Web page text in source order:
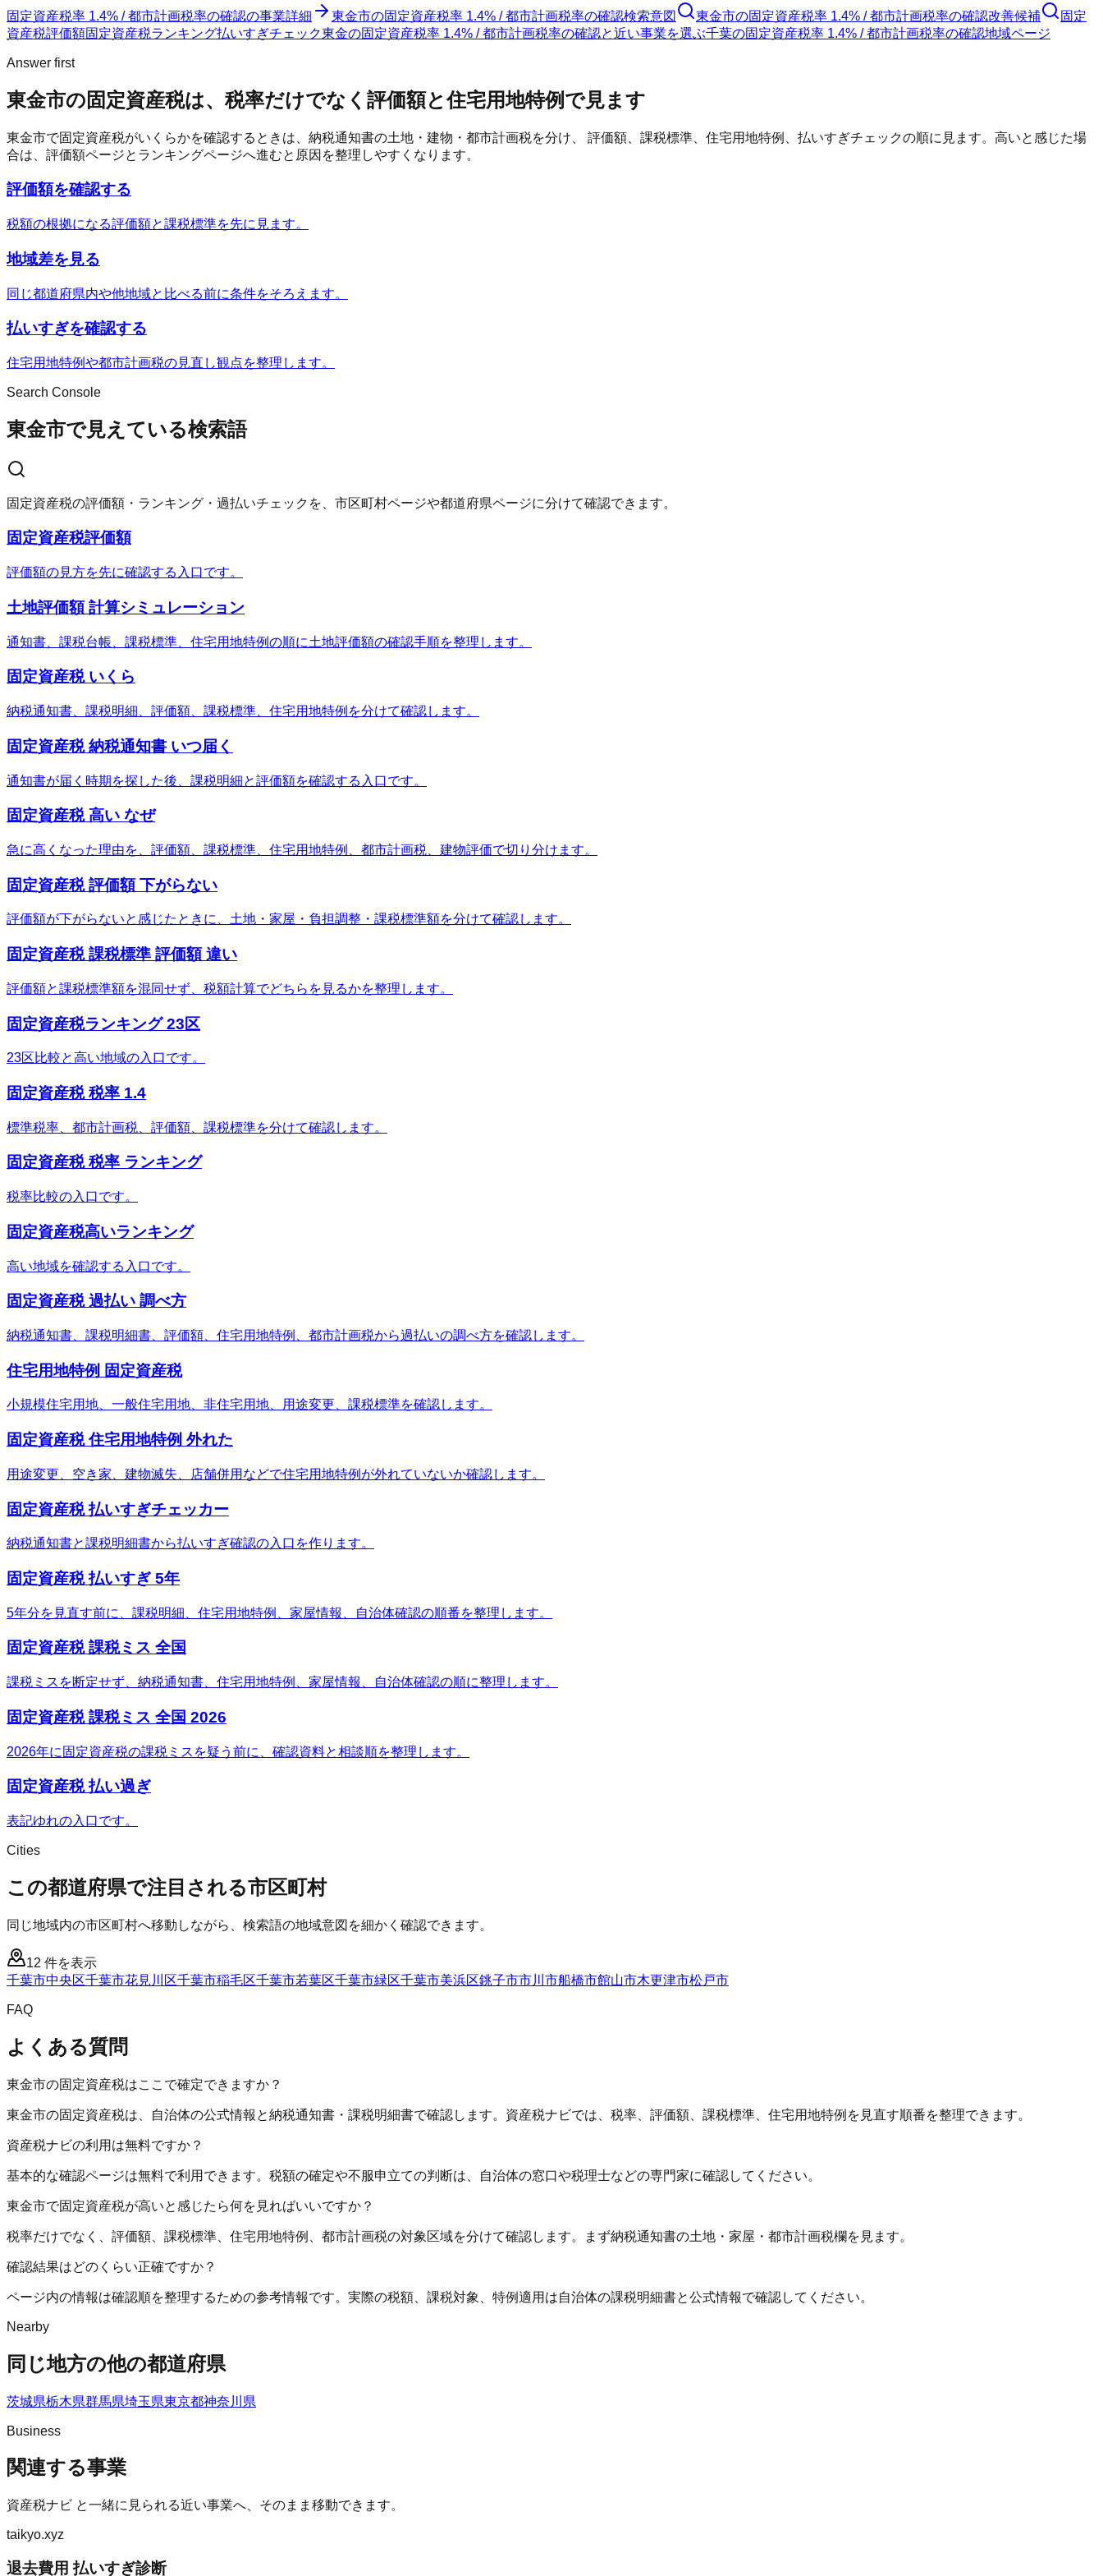
固定資産税率 1.4% / 都市計画税率の確認の事業詳細 東金市の固定資産税率 1.4% / 都市計画税率の確認検索意図 東金市の固定資産税率 1.4% / 都市計画税率の確認改善候補
固定
資産税評価額固定資産税ランキング払いすぎチェック東金の固定資産税率 1.4% / 都市計画税率の確認と近い事業を選ぶ千葉の固定資産税率 1.4% / 都市計画税率の確認地域ページ
Answer first
東金市の固定資産税は、税率だけでなく評価額と住宅用地特例で見ます
東金市で固定資産税がいくらかを確認するときは、納税通知書の土地・建物・都市計画税を分け、 評価額、課税標準、住宅用地特例、払いすぎチェックの順に見ます。高いと感じた場
合は、評価額ページとランキングページへ進むと原因を整理しやすくなります。
評価額を確認する
税額の根拠になる評価額と課税標準を先に見ます。
地域差を見る
同じ都道府県内や他地域と比べる前に条件をそろえます。
払いすぎを確認する
住宅用地特例や都市計画税の見直し観点を整理します。
Search Console
東金市で見えている検索語
固定資産税の評価額・ランキング・過払いチェックを、市区町村ページや都道府県ページに分けて確認できます。
固定資産税評価額
評価額の見方を先に確認する入口です。
土地評価額 計算シミュレーション
通知書、課税台帳、課税標準、住宅用地特例の順に土地評価額の確認手順を整理します。
固定資産税 いくら
納税通知書、課税明細、評価額、課税標準、住宅用地特例を分けて確認します。
固定資産税 納税通知書 いつ届く
通知書が届く時期を探した後、課税明細と評価額を確認する入口です。
固定資産税 高い なぜ
急に高くなった理由を、評価額、課税標準、住宅用地特例、都市計画税、建物評価で切り分けます。
固定資産税 評価額 下がらない
評価額が下がらないと感じたときに、土地・家屋・負担調整・課税標準額を分けて確認します。
固定資産税 課税標準 評価額 違い
評価額と課税標準額を混同せず、税額計算でどちらを見るかを整理します。
固定資産税ランキング 23区
23区比較と高い地域の入口です。
固定資産税 税率 1.4
標準税率、都市計画税、評価額、課税標準を分けて確認します。
固定資産税 税率 ランキング
税率比較の入口です。
固定資産税高いランキング
高い地域を確認する入口です。
固定資産税 過払い 調べ方
納税通知書、課税明細書、評価額、住宅用地特例、都市計画税から過払いの調べ方を確認します。
住宅用地特例 固定資産税
小規模住宅用地、一般住宅用地、非住宅用地、用途変更、課税標準を確認します。
固定資産税 住宅用地特例 外れた
用途変更、空き家、建物滅失、店舗併用などで住宅用地特例が外れていないか確認します。
固定資産税 払いすぎチェッカー
納税通知書と課税明細書から払いすぎ確認の入口を作ります。
固定資産税 払いすぎ 5年
5年分を見直す前に、課税明細、住宅用地特例、家屋情報、自治体確認の順番を整理します。
固定資産税 課税ミス 全国
課税ミスを断定せず、納税通知書、住宅用地特例、家屋情報、自治体確認の順に整理します。
固定資産税 課税ミス 全国 2026
2026年に固定資産税の課税ミスを疑う前に、確認資料と相談順を整理します。
固定資産税 払い過ぎ
表記ゆれの入口です。
Cities
この都道府県で注目される市区町村
同じ地域内の市区町村へ移動しながら、検索語の地域意図を細かく確認できます。
12 件を表示
千葉市中央区千葉市花見川区千葉市稲毛区千葉市若葉区千葉市緑区千葉市美浜区銚子市市川市船橋市館山市木更津市松戸市
FAQ
よくある質問
東金市の固定資産税はここで確定できますか？
東金市の固定資産税は、自治体の公式情報と納税通知書・課税明細書で確認します。資産税ナビでは、税率、評価額、課税標準、住宅用地特例を見直す順番を整理できます。
資産税ナビの利用は無料ですか？
基本的な確認ページは無料で利用できます。税額の確定や不服申立ての判断は、自治体の窓口や税理士などの専門家に確認してください。
東金市で固定資産税が高いと感じたら何を見ればいいですか？
税率だけでなく、評価額、課税標準、住宅用地特例、都市計画税の対象区域を分けて確認します。まず納税通知書の土地・家屋・都市計画税欄を見ます。
確認結果はどのくらい正確ですか？
ページ内の情報は確認順を整理するための参考情報です。実際の税額、課税対象、特例適用は自治体の課税明細書と公式情報で確認してください。
Nearby
同じ地方の他の都道府県
茨城県栃木県群馬県埼玉県東京都神奈川県
Business
関連する事業
資産税ナビ と一緒に見られる近い事業へ、そのまま移動できます。
taikyo.xyz
退去費用 払いすぎ診断